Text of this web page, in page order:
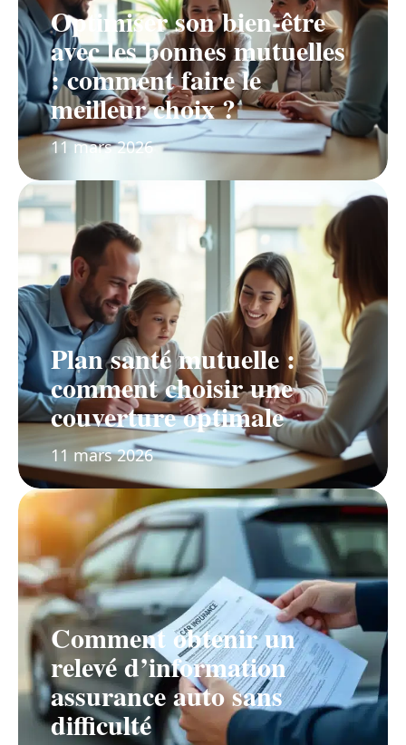
Optimiser son bien-être
avec les bonnes mutuelles
: comment faire le
meilleur choix ?
11 mars 2026
Plan santé mutuelle :
comment choisir une
couverture optimale
11 mars 2026
Comment obtenir un
relevé d’information
assurance auto sans
difficulté